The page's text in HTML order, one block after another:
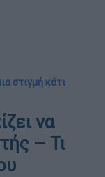
στιγμή κάτι
να
– Τι